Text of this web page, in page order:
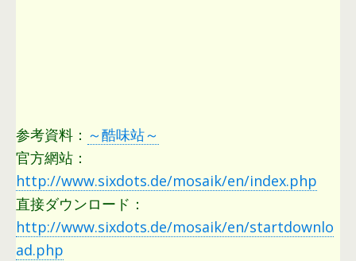
参考資料： ～酷味站～
官方網站：
http://www.sixdots.de/mosaik/en/index.php
直接ダウンロード：
http://www.sixdots.de/mosaik/en/startdownlo
ad.php